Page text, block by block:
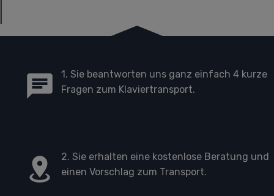
1. Sie beantworten uns ganz einfach 4 kurze
Fragen zum Klaviertransport.
2. Sie erhalten eine kostenlose Beratung und
einen Vorschlag zum Transport.